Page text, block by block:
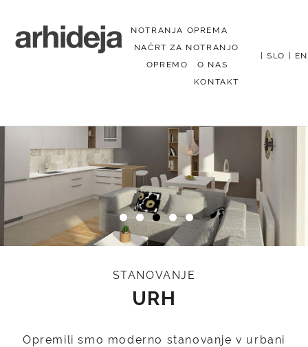
NOTRANJA OPREMA
NAČRT ZA NOTRANJO
OPREMOO NAS
KONTAKT
|SLO EN
STANOVANJE
URH
Opremili smo moderno stanovanje v urbani